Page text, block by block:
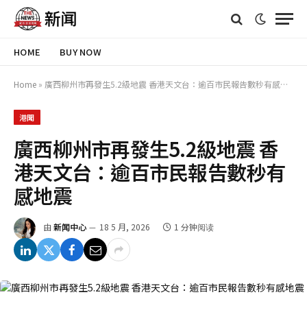
HOME BUY NOW
Home » 廣西柳州市再發生5.2級地震 香港天文台：逾百市民報告數秒有感地震
港聞
廣西柳州市再發生5.2級地震 香
港天文台：逾百市民報告數秒有
感地震
由 新闻中心 18 5 月, 2026 1 分钟阅读